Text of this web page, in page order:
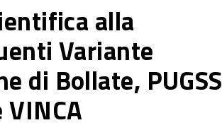
alla
Variante
di Bollate, PUGSS